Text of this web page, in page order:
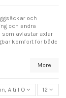
och
och andra
avlastar axlar
komfort för både
More
A till Ö 12